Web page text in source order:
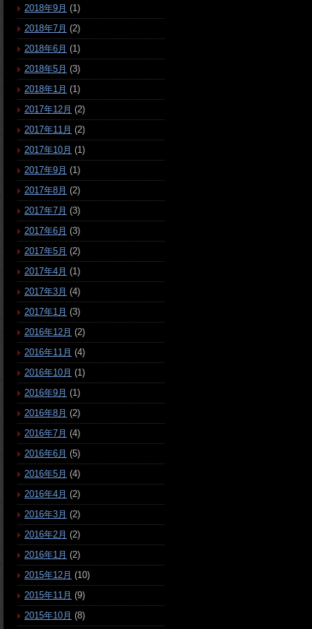
2018年9月 (1)
2018年7月 (2)
2018年6月 (1)
2018年5月 (3)
2018年1月 (1)
2017年12月 (2)
2017年11月 (2)
2017年10月 (1)
2017年9月 (1)
2017年8月 (2)
2017年7月 (3)
2017年6月 (3)
2017年5月 (2)
2017年4月 (1)
2017年3月 (4)
2017年1月 (3)
2016年12月 (2)
2016年11月 (4)
2016年10月 (1)
2016年9月 (1)
2016年8月 (2)
2016年7月 (4)
2016年6月 (5)
2016年5月 (4)
2016年4月 (2)
2016年3月 (2)
2016年2月 (2)
2016年1月 (2)
2015年12月 (10)
2015年11月 (9)
2015年10月 (8)